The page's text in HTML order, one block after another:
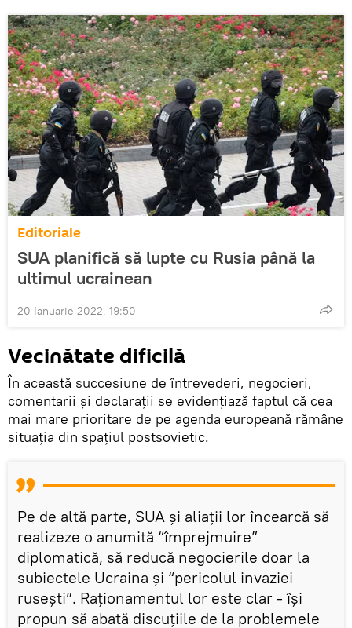
Editoriale
SUA planifică să lupte cu Rusia până la
ultimul ucrainean
20 Ianuarie 2022, 19:50
Vecinătate dificilă
În această succesiune de întrevederi, negocieri,
comentarii și declarații se evidențiază faptul că cea
mai mare prioritare de pe agenda europeană rămâne
situația din spațiul postsovietic.
Pe de altă parte, SUA și aliații lor încearcă să
realizeze o anumită “împrejmuire”
diplomatică, să reducă negocierile doar la
subiectele Ucraina și “pericolul invaziei
rusești”. Raționamentul lor este clar - își
propun să abată discuțiile de la problemele